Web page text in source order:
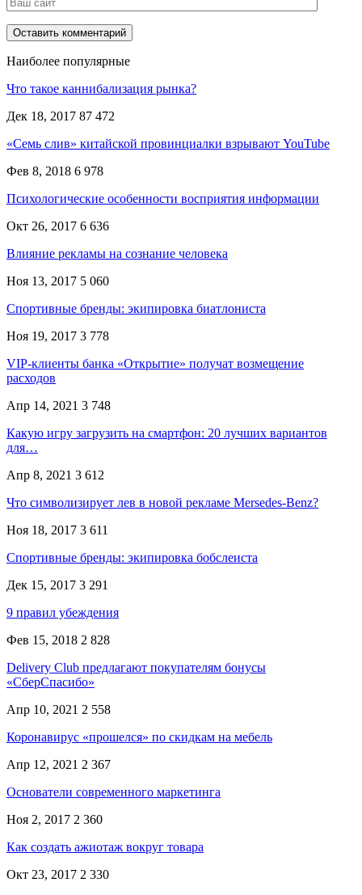
Наиболее популярные
Что такое каннибализация рынка?
Дек 18, 2017 87 472
«Семь слив» китайской провинциалки взрывают YouTube
Фев 8, 2018 6 978
Психологические особенности восприятия информации
Окт 26, 2017 6 636
Влияние рекламы на сознание человека
Ноя 13, 2017 5 060
Спортивные бренды: экипировка биатлониста
Ноя 19, 2017 3 778
VIP-клиенты банка «Открытие» получат возмещение
расходов
Апр 14, 2021 3 748
Какую игру загрузить на смартфон: 20 лучших вариантов
для…
Апр 8, 2021 3 612
Что символизирует лев в новой рекламе Mersedes-Benz?
Ноя 18, 2017 3 611
Спортивные бренды: экипировка бобслеиста
Дек 15, 2017 3 291
9 правил убеждения
Фев 15, 2018 2 828
Delivery Club предлагают покупателям бонусы
«СберСпасибо»
Апр 10, 2021 2 558
Коронавирус «прошелся» по скидкам на мебель
Апр 12, 2021 2 367
Основатели современного маркетинга
Ноя 2, 2017 2 360
Как создать ажиотаж вокруг товара
Окт 23, 2017 2 330